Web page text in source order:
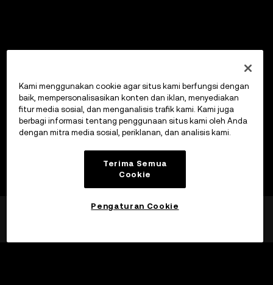
Kami menggunakan cookie agar situs kami berfungsi dengan
baik, mempersonalisasikan konten dan iklan, menyediakan
fitur media sosial, dan menganalisis trafik kami. Kami juga
berbagi informasi tentang penggunaan situs kami oleh Anda
dengan mitra media sosial, periklanan, dan analisis kami.
Terima Semua
Cookie
Pengaturan Cookie